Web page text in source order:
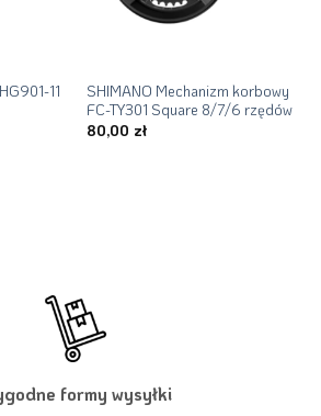
11
SHIMANO Mechanizm korbowy
FC-TY301 Square 8/7/6 rzędów
80,00 zł
formy wysyłki